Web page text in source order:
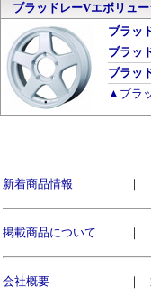
ブラッドレーVエボリュ
ブラッ
ブラッ
ブラッ
▲ブラ
新着商品情報 ｜
掲載商品について ｜
会社概要 ｜